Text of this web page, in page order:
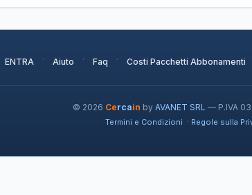
ENTRA · Aiuto · Faq · Costi Pacchetti Abbonamenti
© 2026 Cercain by AVANET SRL — P.IVA
Termini e Condizioni · Regole sulla